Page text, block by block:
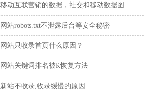
移动互联营销的数据，社交和移动数据图
网站robots.txt不泄露后台等安全秘密
网站只收录首页什么原因？
网站关键词排名被K恢复方法
新站不收录,收录缓慢的原因